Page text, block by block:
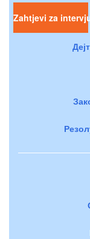
Zahtjevi za